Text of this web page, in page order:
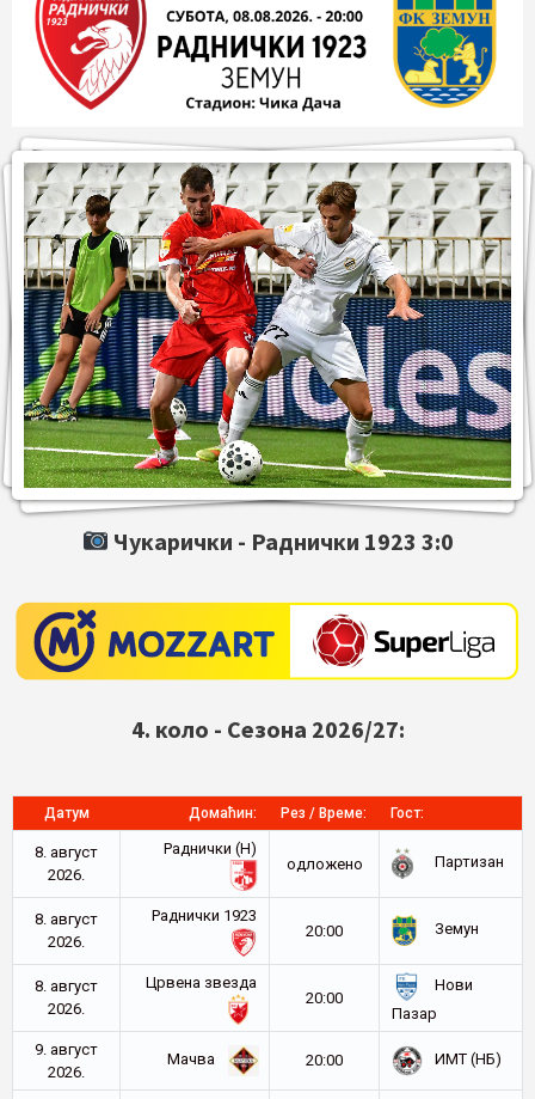
Чукарички - Раднички 1923 3:0
4. коло - Сезона 2026/27:
Датум Домаћин: Рез / Време: Гост:
8. август
2026.
Раднички (Н)
oдложено
Партизан
8. август
2026.
Раднички 1923
20:00
Земун
8. август
2026.
Црвена звезда
20:00
Нови
Пазар
9. август
2026.
Мачва 20:00 ИМТ (НБ)